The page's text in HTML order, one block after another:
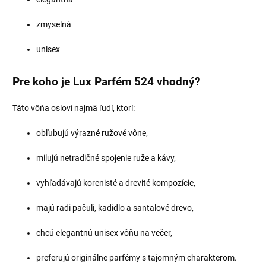
zmyselná
unisex
Pre koho je Lux Parfém 524 vhodný?
Táto vôňa osloví najmä ľudí, ktorí:
obľubujú výrazné ružové vône,
milujú netradičné spojenie ruže a kávy,
vyhľadávajú korenisté a drevité kompozície,
majú radi pačuli, kadidlo a santalové drevo,
chcú elegantnú unisex vôňu na večer,
preferujú originálne parfémy s tajomným charakterom.